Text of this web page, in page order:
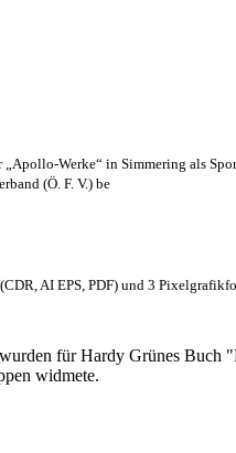
Werke“ in Simmering als
(Ö. F. V.) be
AI EPS, PDF) und 3
für Hardy Grünes Buch
widmete.